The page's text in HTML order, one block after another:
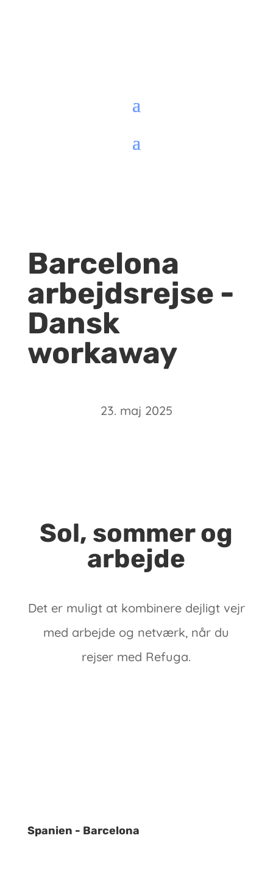
Barcelona
arbejdsrejse -
Dansk
workaway
23. maj 2025
Sol, sommer og
arbejde
Det er muligt at kombinere dejligt vejr
med arbejde og netværk, når du
rejser med Refuga.
Spanien - Barcelona